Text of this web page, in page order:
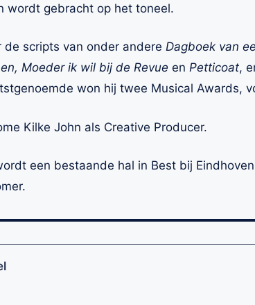
wordt gebracht op het toneel.
scripts van onder andere Dagboek van
Moeder ik wil bij de Revue en Petticoat,
won hij twee Musical Awards,
Kilke John als Creative Producer.
een bestaande hal in Best bij